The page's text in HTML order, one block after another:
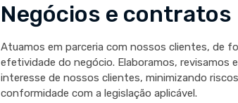
Negócios e contratos
Atuamos em parceria com nossos clientes, de
efetividade do negócio. Elaboramos,
interesse de nossos clientes, minimizando
conformidade com a legislação aplicável.